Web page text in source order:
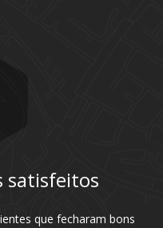
satisfeitos
que fecharam bons